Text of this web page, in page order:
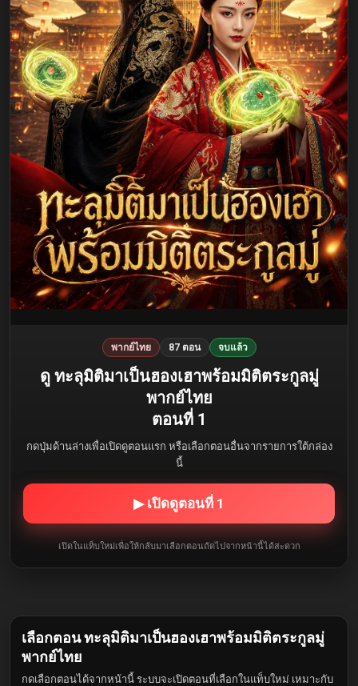
พากย์ไทย 87 ตอน จบแล้ว
ดู ทะลุมิติมาเป็นฮองเฮาพร้อมมิติตระกูลมู่
พากย์ไทย
ตอนที่ 1
กดปุ่มด้านล่างเพื่อเปิดดูตอนแรก หรือเลือกตอนอื่นจากรายการใต้กล่อง
นี้
▶ เปิดดูตอนที่ 1
เปิดในแท็บใหม่เพื่อให้กลับมาเลือกตอนถัดไปจากหน้านี้ได้สะดวก
เลือกตอน ทะลุมิติมาเป็นฮองเฮาพร้อมมิติตระกูลมู่
พากย์ไทย
กดเลือกตอนได้จากหน้านี้ ระบบจะเปิดตอนที่เลือกในแท็บใหม่ เหมาะกับ